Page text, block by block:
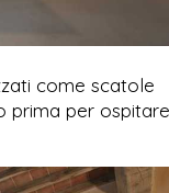
come scatole
prima per ospitare